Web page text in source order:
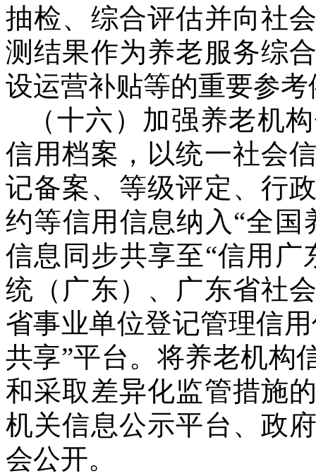
抽检、综合评估并向社
测结果作为养老服务综
设运营补贴等的重要参考
（十六）加强养老机
信用档案，以统一社会
记备案、等级评定、行
约等信用信息纳入“全
信息同步共享至“信用
统（广东）、广东省社
省事业单位登记管理信
共享”平台。将养老机构
和采取差异化监管措施
机关信息公示平台、政
会公开。